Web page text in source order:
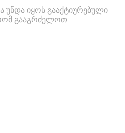
უნდა იყოს გააქტიურებული
გააგრძელოთ